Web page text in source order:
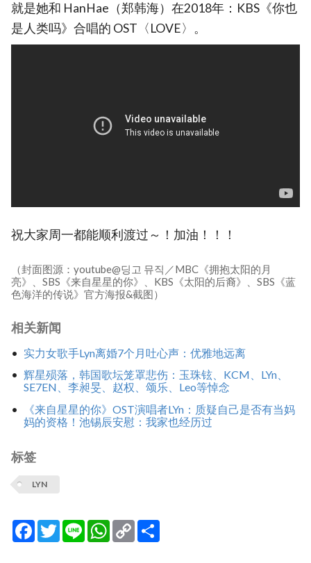
就是她和 HanHae（郑韩海）在2018年：KBS《你也
是人类吗》合唱的 OST〈LOVE〉。
祝大家周一都能顺利渡过～！加油！！！
（封面图源：youtube@딩고 뮤직／MBC《拥抱太阳的月
亮》、SBS《来自星星的你》、KBS《太阳的后裔》、SBS《蓝
色海洋的传说》官方海报&截图）
相关新闻
实力女歌手Lyn离婚7个月吐心声：优雅地远离
辉星殒落，韩国歌坛笼罩悲伤：玉珠铉、KCM、LYn、
SE7EN、李昶旻、赵权、颂乐、Leo等悼念
《来自星星的你》OST演唱者LYn：质疑自己是否有当妈
妈的资格！池锡辰安慰：我家也经历过
标签
LYN
Facebook
TwitterLine WhatsApp
Copy
Link